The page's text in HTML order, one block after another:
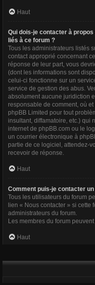
Haut
Qui dois-je contacter à propos
liés à ce forum ?
Tous les administrateurs listés
contact approprié concernant
réponse de leur part, vous
(dont les informations sont
celui-ci fonctionne sur un
service de gestion des abus.
absolument aucune juridiction
responsable de comment, où
phpBB Limited pour tout
insultant, diffamatoire, etc.) qui
internet de phpBB.com ou le
un courrier électronique à
partie de ce logiciel, attendez-
recevoir de réponse.
Haut
Comment puis-je contacter
Tous les utilisateurs du forum
lien « Nous contacter » si
administrateurs du forum.
Les membres du forum
Haut